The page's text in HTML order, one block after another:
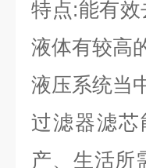
特点:能有
液体有较高
液压系统当
过滤器滤
产、生活所